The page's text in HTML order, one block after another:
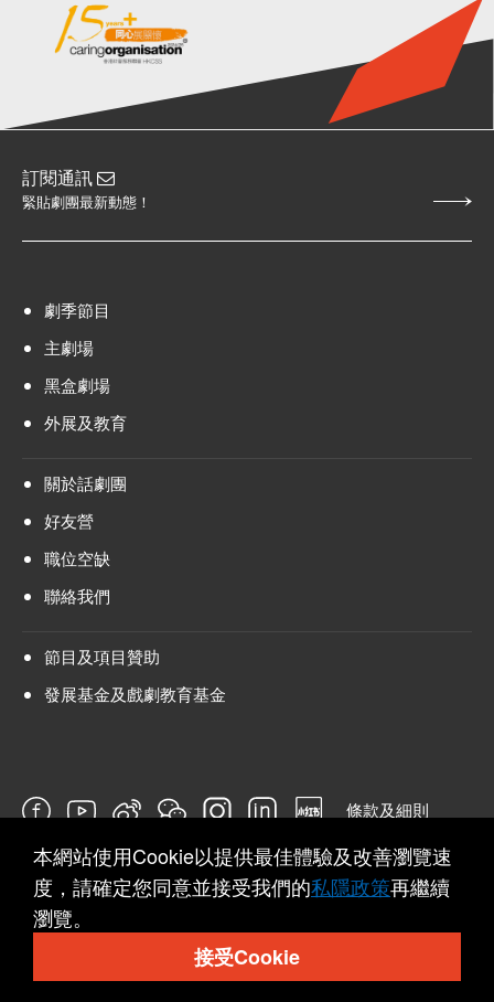
訂閱通訊
緊貼劇團最新動態！
劇季節目
主劇場
黑盒劇場
外展及教育
關於話劇團
好友營
職位空缺
聯絡我們
節目及項目贊助
發展基金及戲劇教育基金
條款及細則
問卷
© 2026 Hong Kong Repertory Theatre All rights reserved.
本網站使用Cookie以提供最佳體驗及改善瀏覽速
度，請確定您同意並接受我們的私隱政策再繼續
瀏覽。
接受Cookie